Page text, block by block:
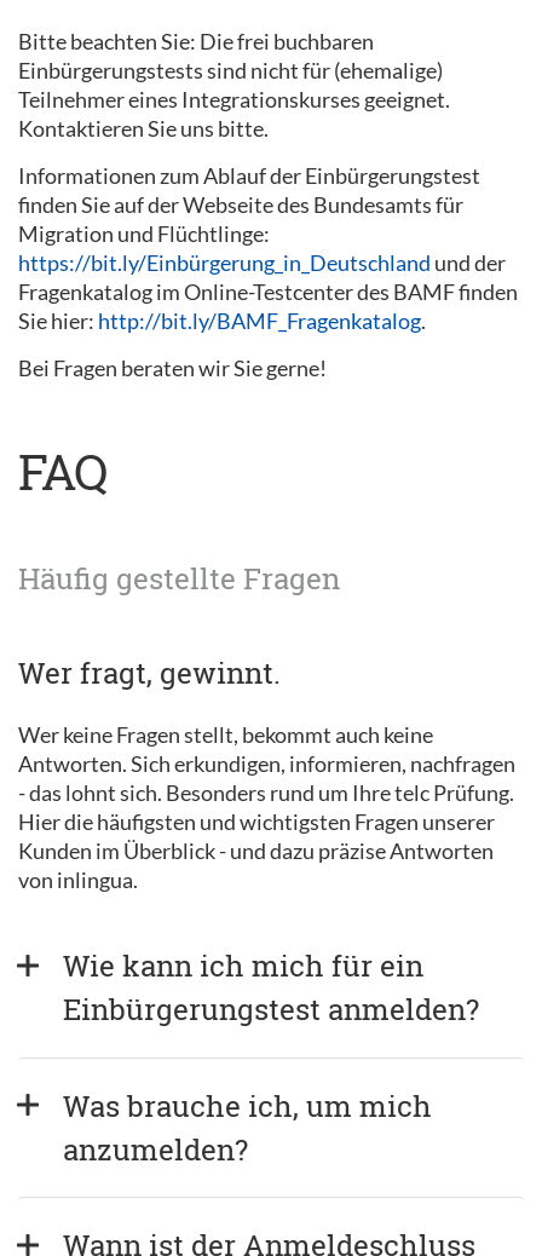
Bitte beachten Sie: Die frei buchbaren
Einbürgerungstests sind nicht für (ehemalige)
Teilnehmer eines Integrationskurses geeignet.
Kontaktieren Sie uns bitte.
Informationen zum Ablauf der Einbürgerungstest
finden Sie auf der Webseite des Bundesamts für
Migration und Flüchtlinge:
https://bit.ly/Einbürgerung_in_Deutschland und der
Fragenkatalog im Online-Testcenter des BAMF finden
Sie hier: http://bit.ly/BAMF_Fragenkatalog.
Bei Fragen beraten wir Sie gerne!
FAQ
Häufig gestellte Fragen
Wer fragt, gewinnt.
Wer keine Fragen stellt, bekommt auch keine
Antworten. Sich erkundigen, informieren, nachfragen
- das lohnt sich. Besonders rund um Ihre telc Prüfung.
Hier die häufigsten und wichtigsten Fragen unserer
Kunden im Überblick - und dazu präzise Antworten
von inlingua.
Wie kann ich mich für ein
Einbürgerungstest anmelden?
Was brauche ich, um mich
anzumelden?
Wann ist der Anmeldeschluss